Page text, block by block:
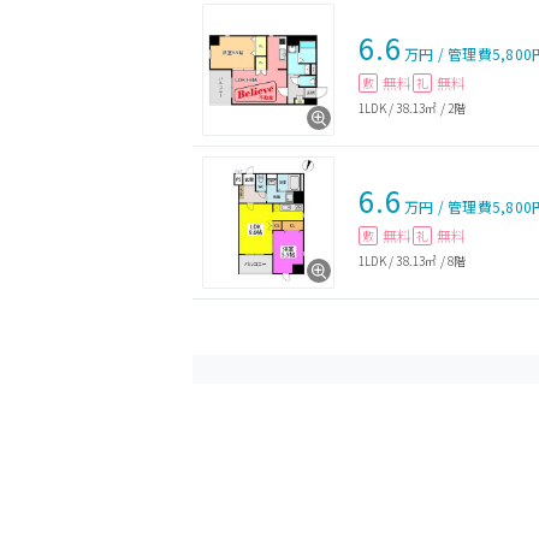
6.6 万円 /管理費5,800
敷 無料 礼 無料
1LDK/38.13㎡ / 2階
6.6 万円 /管理費5,800
敷 無料 礼 無料
1LDK/38.13㎡ /8階